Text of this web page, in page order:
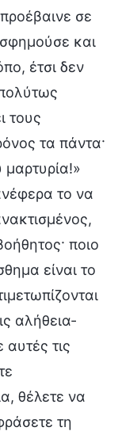
σε
και
έτσι δεν
τους
τα πάντα·
το να
ποιο
είναι το
αλήθεια-
τις
θέλετε να
τη